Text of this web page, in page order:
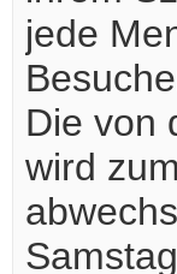
jede
Die von
wird